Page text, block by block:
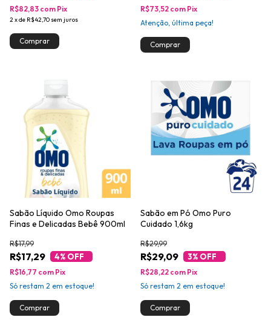
2xde R$42,70 sem juros
R$82,83 com Pix R$73,52 com Pix
Atenção, última peça!
Sabão Líquido Omo Roupas
Finas e Delicadas Bebê 900ml
R$17,29
R$17,99
4% OFF
R$16,77 com Pix
Só restam 2 em estoque!
Sabão em Pó Omo Puro
Cuidado 1,6kg
R$29,09
R$29,99
3% OFF
R$28,22 com Pix
Só restam 2 em estoque!